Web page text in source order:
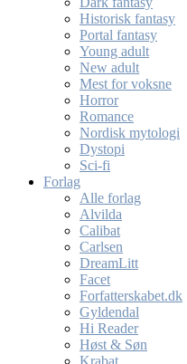
Historisk fantasy
Portal fantasy
Young adult
New adult
Mest for voksne
Horror
Romance
Nordisk mytologi
Dystopi
Sci-fi
Forlag
Alle forlag
Alvilda
Calibat
Carlsen
DreamLitt
Facet
Forfatterskabet.dk
Gyldendal
Hi Reader
Høst & Søn
Krabat